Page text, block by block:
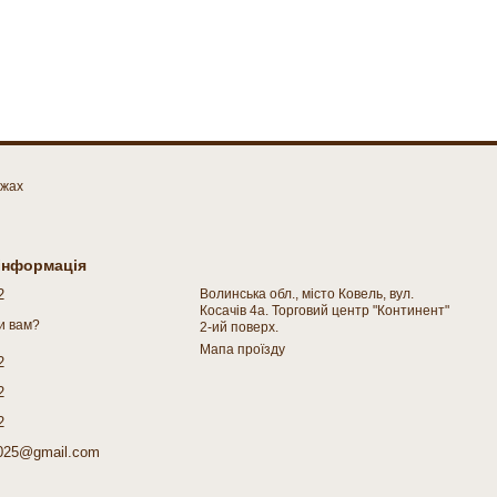
вам?
Волинська обл., місто Ковель, вул.
Косачів 4а. Торговий центр "Континент"
2-ий поверх.
Мапа проїзду